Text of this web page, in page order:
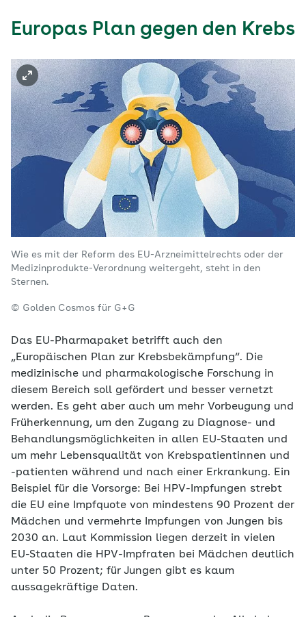
Europas Plan gegen den Krebs
Wie es mit der Reform des EU-Arzneimittelrechts oder der
Medizinprodukte-Verordnung weitergeht, steht in den
Sternen.
© Golden Cosmos für G+G
Das EU-Pharmapaket betrifft auch den
„Europäischen Plan zur Krebsbekämpfung“. Die
medizinische und pharmakologische Forschung in
diesem Bereich soll gefördert und besser vernetzt
werden. Es geht aber auch um mehr Vorbeugung und
Früherkennung, um den Zugang zu Diagnose- und
Behandlungsmöglichkeiten in allen EU-Staaten und
um mehr Lebensqualität von Krebspatientinnen und
-patienten während und nach einer Erkrankung. Ein
Beispiel für die Vorsorge: Bei HPV-Impfungen strebt
die EU eine Impfquote von mindestens 90 Prozent der
Mädchen und vermehrte Impfungen von Jungen bis
2030 an. Laut Kommission liegen derzeit in vielen
EU-Staaten die HPV-Impfraten bei Mädchen deutlich
unter 50 Prozent; für Jungen gibt es kaum
aussagekräftige Daten.